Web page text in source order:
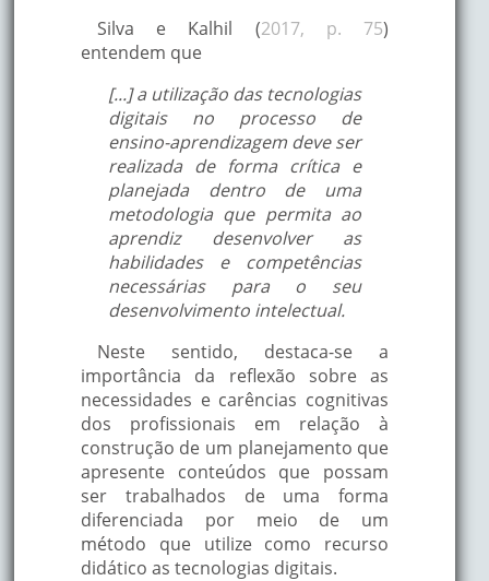
Silva e Kalhil (2017, p. 75)
entendem que
[...] a utilização das tecnologias
digitais no processo de
ensino-aprendizagem deve ser
realizada de forma crítica e
planejada dentro de uma
metodologia que permita ao
aprendiz desenvolver as
habilidades e competências
necessárias para o seu
desenvolvimento intelectual.
Neste sentido, destaca-se a
importância da reflexão sobre as
necessidades e carências cognitivas
dos profissionais em relação à
construção de um planejamento que
apresente conteúdos que possam
ser trabalhados de uma forma
diferenciada por meio de um
método que utilize como recurso
didático as tecnologias digitais.